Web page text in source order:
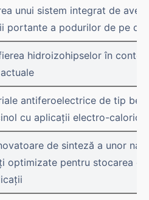
unui sistem integrat de
portante a podurilor de pe
hidroizohipselor în
antiferoelectrice de tip
cu aplicații electro-calorice
de sinteză a unor
optimizate pentru stocarea